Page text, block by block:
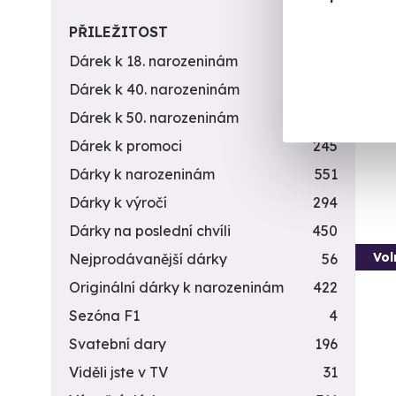
PŘILEŽITOST
Dárek k 18. narozeninám
Dárek k 40. narozeninám
Dárek k 50. narozeninám
Dárek k promoci
245
Dárky k narozeninám
551
Dárky k výročí
294
Dárky na poslední chvíli
450
Nejprodávanější dárky
56
Originální dárky k narozeninám
422
Sezóna F1
4
Svatební dary
196
Viděli jste v TV
31